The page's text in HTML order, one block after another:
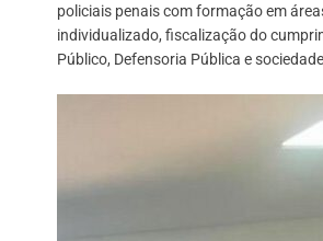
policiais penais com formação em
individualizado, fiscalização do
Público, Defensoria Pública e